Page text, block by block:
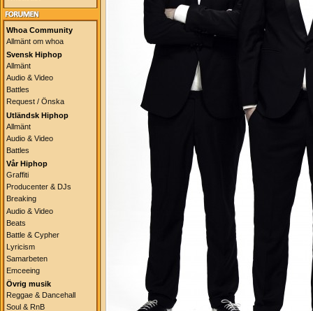
Whoa Community
Allmänt om whoa
Svensk Hiphop
Allmänt
Audio & Video
Battles
Request / Önska
Utländsk Hiphop
Allmänt
Audio & Video
Battles
Vår Hiphop
Graffiti
Producenter & DJs
Breaking
Audio & Video
Beats
Battle & Cypher
Lyricism
Samarbeten
Emceeing
Övrig musik
Reggae & Dancehall
Soul & RnB